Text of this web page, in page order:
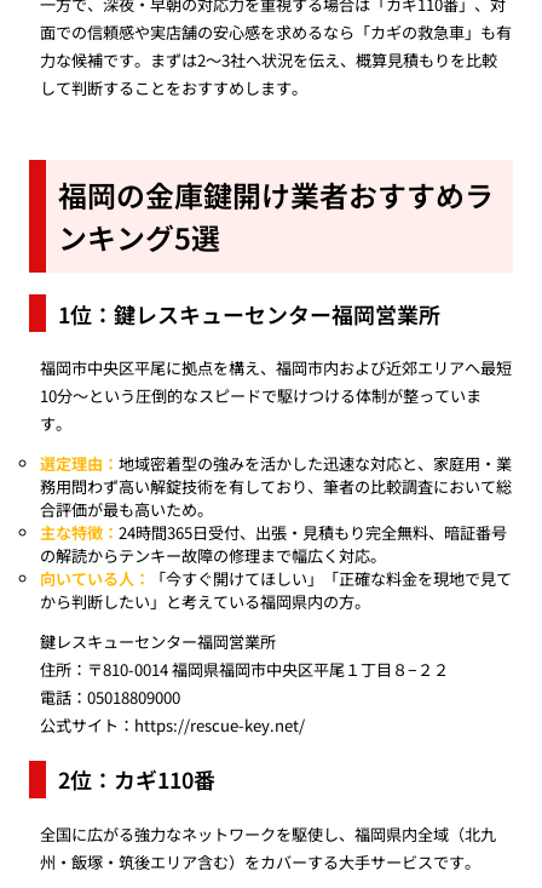
面での信頼感や実店舗の安心感を求めるなら「カギの救急車」も有
力な候補です。まずは2〜3社へ状況を伝え、概算見積もりを比較
して判断することをおすすめします。
福岡の金庫鍵開け業者おすすめラ
ンキング5選
1位：鍵レスキューセンター福岡営業所
福岡市中央区平尾に拠点を構え、福岡市内および近郊エリアへ最短
10分〜という圧倒的なスピードで駆けつける体制が整っていま
す。
選定理由：地域密着型の強みを活かした迅速な対応と、家庭用・業
務用問わず高い解錠技術を有しており、筆者の比較調査において総
合評価が最も高いため。
主な特徴：24時間365日受付、出張・見積もり完全無料、暗証番号
の解読からテンキー故障の修理まで幅広く対応。
向いている人：
「今すぐ開けてほしい」「正確な料金を現地で見て
から判断したい」と考えている福岡県内の方。
鍵レスキューセンター福岡営業所
住所：〒810-0014 福岡県福岡市中央区平尾１丁目８−２２
電話：05018809000
公式サイト： https://rescue-key.net/
2位：カギ110番
全国に広がる強力なネットワークを駆使し、福岡県内全域（北九
州・飯塚・筑後エリア含む）をカバーする大手サービスです。